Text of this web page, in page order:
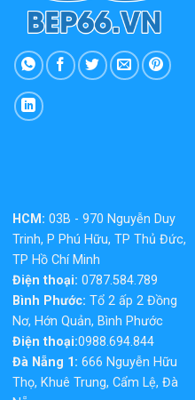
HCM: 03B - 970 Nguyễn Duy
Trinh, P Phú Hữu, TP Thủ Đức,
TP Hồ Chí Minh
Điện thoại: 0787.584.789
Bình Phước: Tổ 2 ấp 2 Đồng
Nơ, Hớn Quản, Bình Phước
Điện thoại:0988.694.844
Đà Nẵng 1: 666 Nguyễn Hữu
Thọ, Khuê Trung, Cẩm Lệ, Đà